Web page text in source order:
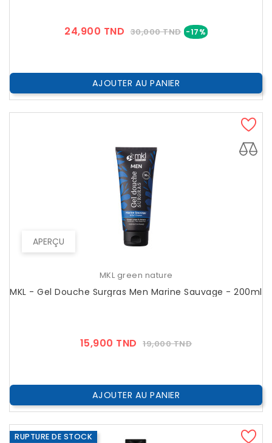
24,900 TND Prix
30,000 TND -17%Prix
AJOUTER AU PANIER
APERÇU
MKL green nature
MKL - Gel Douche Surgras Men Marine Sauvage - 200ml
15,900 TND Prix
19,000 TNDPrix
AJOUTER AU PANIER
RUPTURE DE STOCK